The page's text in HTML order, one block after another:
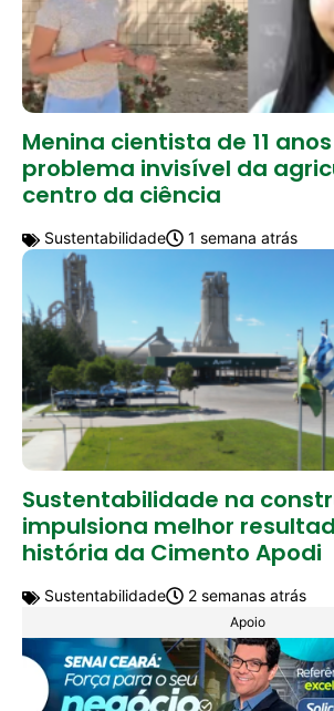
Menina cientista de 11
problema invisível da
centro da ciência
Sustentabilidade 1 semana atrás
Sustentabilidade na
impulsiona melhor
história da Cimento Apodi
Sustentabilidade 2 semanas atrás
Apoio